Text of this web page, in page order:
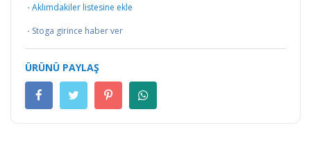
· Aklımdakiler listesine ekle
· Stoga girince haber ver
ÜRÜNÜ PAYLAŞ